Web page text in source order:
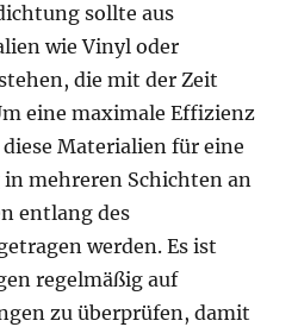
sollte aus
wie Vinyl oder
die mit der Zeit
eine maximale Effizienz
Materialien für eine
mehreren Schichten an
entlang des
werden. Es ist
regelmäßig auf
zu überprüfen, damit